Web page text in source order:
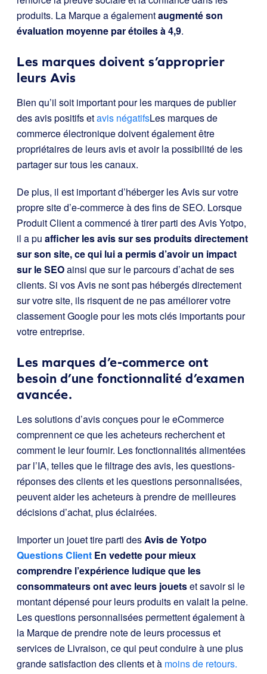
produits. La Marque a égalementaugmenté son
évaluation moyenne par étoiles à 4,9.
Les marques doivent s’approprier
leurs Avis
Bien qu’il soit important pour les marques de publier
des avis positifs etavis négatifsLes marques de
commerce électronique doivent également être
propriétaires de leurs avis et avoir la possibilité de les
partager sur tous les canaux.
De plus, il est important d’héberger les Avis sur votre
propre site d’e-commerce à des fins de SEO. Lorsque
Produit Client a commencé à tirer parti des Avis Yotpo,
il a pu afficher les avis sur ses produits directement
sur son site, ce qui lui a permis d’avoir un impact
sur le SEOainsi que sur le parcours d’achat de ses
clients. Si vos Avis ne sont pas hébergés directement
sur votre site, ils risquent de ne pas améliorer votre
classement Google pour les mots clés importants pour
votre entreprise.
Les marques d’e-commerce ont
besoin d’une fonctionnalité d’examen
avancée.
Les solutions d’avis conçues pour le eCommerce
comprennent ce que les acheteurs recherchent et
comment le leur fournir. Les fonctionnalités alimentées
par l’IA, telles que le filtrage des avis, les questions-
réponses des clients et les questions personnalisées,
peuvent aider les acheteurs à prendre de meilleures
décisions d’achat, plus éclairées.
Importer un jouet tire parti desAvis de Yotpo
Questions Client En vedette pour mieux
comprendre l’expérience ludique que les
consommateurs ont avec leurs jouetset savoir si le
montant dépensé pour leurs produits en valait la peine.
Les questions personnalisées permettent également à
la Marque de prendre note de leurs processus et
services de Livraison, ce qui peut conduire à une plus
grande satisfaction des clients et à moins de retours.